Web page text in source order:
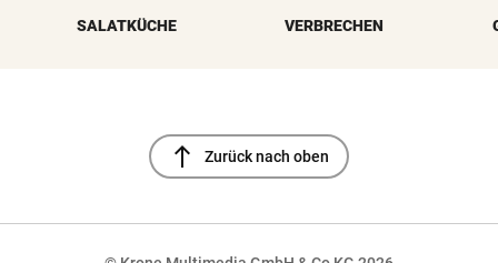
SALATKÜCHE VERBRECHEN
north Zurück nach oben